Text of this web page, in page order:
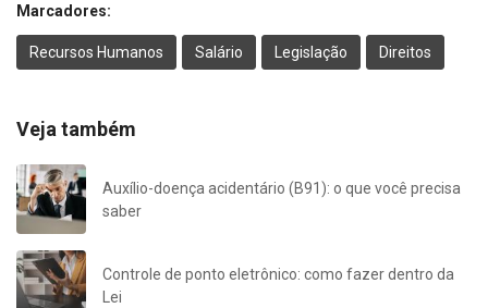
Marcadores:
Recursos Humanos Salário Legislação Direitos
Veja também
Auxílio-doença acidentário (B91): o que você precisa
saber
Controle de ponto eletrônico: como fazer dentro da
Lei